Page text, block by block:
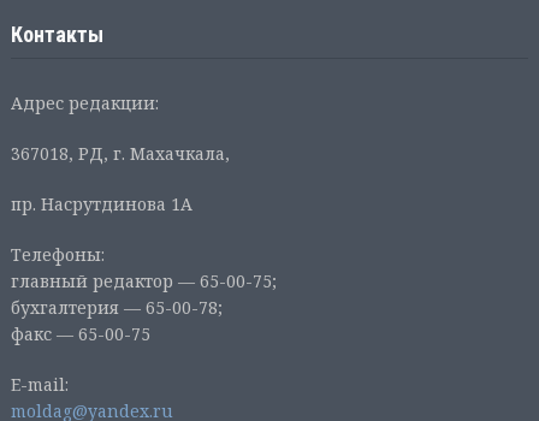
Контакты
Адрес редакции:
367018, РД, г. Махачкала,
пр. Насрутдинова 1А
Телефоны:
главный редактор — 65-00-75;
бухгалтерия — 65-00-78;
факс — 65-00-75
E-mail:
moldag@yandex.ru